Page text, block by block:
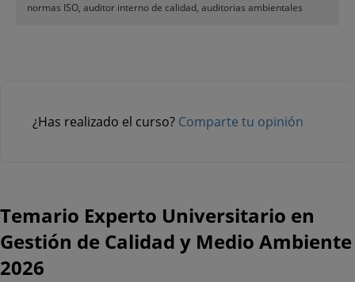
normas ISO, auditor interno de calidad, auditorias ambientales
¿Has realizado el curso? Comparte tu opinión
Temario Experto Universitario en
Gestión de Calidad y Medio Ambiente
2026